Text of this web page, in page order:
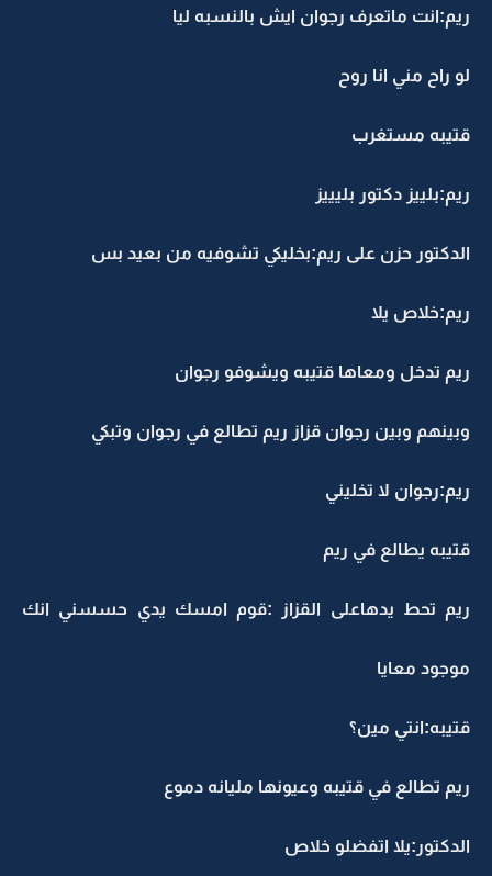
ريم:انت ماتعرف رجوان ايش بالنسبه ليا
لو راح مني انا روح
قتيبه مستغرب
ريم:بلييز دكتور بليييز
الدكتور حزن على ريم:بخليكي تشوفيه من بعيد بس
ريم:خلاص يلا
ريم تدخل ومعاها قتيبه ويشوفو رجوان
وبينهم وبين رجوان قزاز ريم تطالع في رجوان وتبكي
ريم:رجوان لا تخليني
قتيبه يطالع في ريم
ريم تحط يدهاعلى القزاز :قوم امسك يدي حسسني انك
موجود معايا
قتيبه:انتي مين؟
ريم تطالع في قتيبه وعيونها مليانه دموع
الدكتور:يلا اتفضلو خلاص